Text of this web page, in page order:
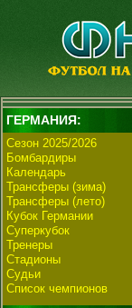
ГЕРМАНИЯ:
Сезон 2025/2026
Бомбардиры
Календарь
Трансферы (зима)
Трансферы (лето)
Кубок Германии
Суперкубок
Тренеры
Стадионы
Судьи
Список чемпионов